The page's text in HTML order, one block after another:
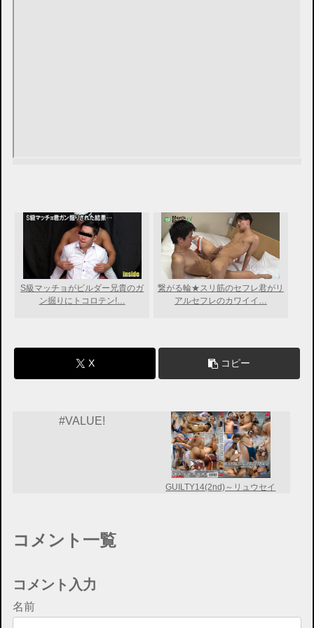
S級マッチョがビルダー兄貴のガ
ン掘りにトコロテン!…
繋がる輪★スリ筋のセフレ君がリ
アルセフレのカワイイ…
X コピー
#VALUE!
GUILTY14(2nd)～リュウセイ
コメント一覧
コメント入力
名前